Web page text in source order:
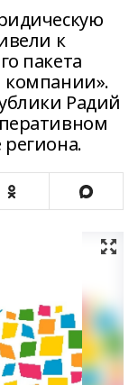
к
пакета
компании».
Радий